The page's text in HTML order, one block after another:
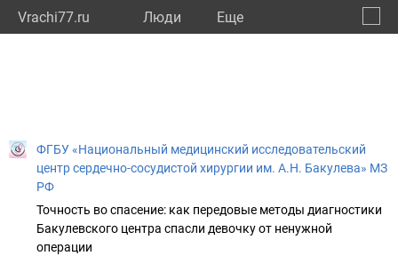
Vrachi77.ru Люди Eще
ФГБУ «Национальный медицинский исследовательский
центр сердечно-сосудистой хирургии им. А.Н. Бакулева» МЗ
РФ
Точность во спасение: как передовые методы диагностики
Бакулевского центра спасли девочку от ненужной
операции